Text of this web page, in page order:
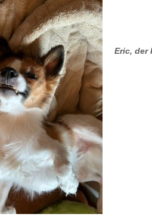
Eric, der